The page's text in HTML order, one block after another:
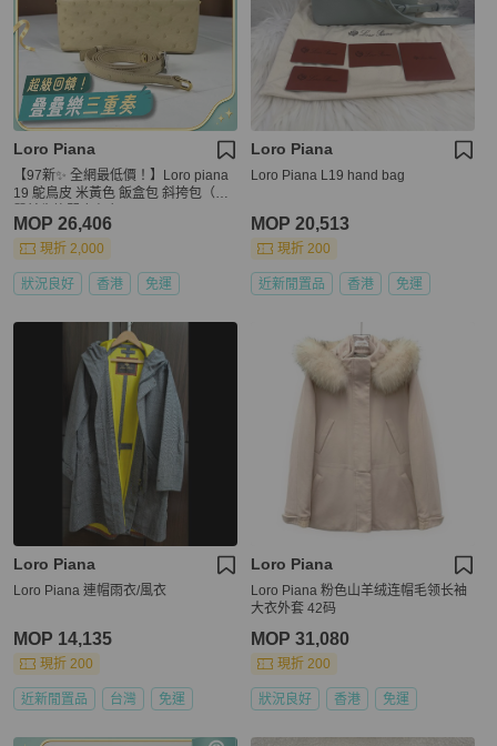
Loro Piana
【97新✨ 全網最低價！】Loro piana
19 鴕鳥皮 米黃色 飯盒包 斜挎包（下
MOP 26,406
現折 2,000
狀況良好 香港 免運
Loro Piana
Loro Piana L19 hand bag
MOP 20,513
現折 200
近新閒置品 香港 免運
Loro Piana
Loro Piana 連帽雨衣/風衣
MOP 14,135
現折 200
近新閒置品 台灣 免運
Loro Piana
Loro Piana 粉色山羊绒连帽毛领长袖
大衣外套 42码
MOP 31,080
現折 200
狀況良好 香港 免運